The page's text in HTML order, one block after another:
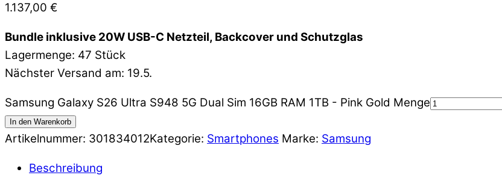
1.137,00 €
Bundle inklusive 20W USB-C Netzteil, Backcover und Schutzglas
Lagermenge: 47 Stück
Nächster Versand am: 19.5.
Samsung Galaxy S26 Ultra S948 5G Dual Sim 16GB RAM 1TB - Pink Gold Menge
In den Warenkorb
Artikelnummer: 301834012Kategorie: Smartphones Marke: Samsung
Beschreibung